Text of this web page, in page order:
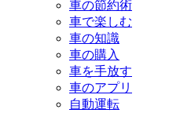
車の節約術
車で楽しむ
車の知識
車の購入
車を手放す
車のアプリ
自動運転